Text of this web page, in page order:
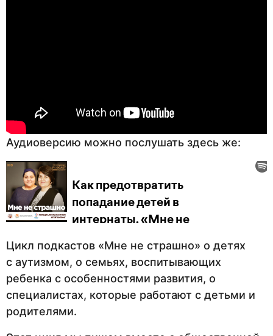
Аудиоверсию можно послушать здесь же:
Цикл подкастов «Мне не страшно» о детях
с аутизмом, о семьях, воспитывающих
ребенка с особенностями развития, о
специалистах, которые работают с детьми и
родителями.